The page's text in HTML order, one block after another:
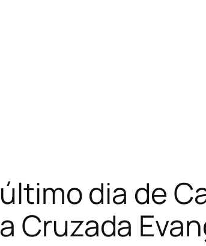
dia de
Cruzada